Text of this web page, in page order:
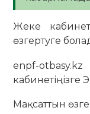
Жеке
өзгертуге
enpf-
кабинетіңізге
Мақсаттын